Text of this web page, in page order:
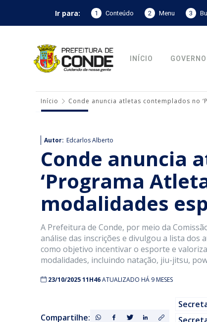
Ir para: 1 Conteúdo 2 Menu 3
INÍCIO GOVERNO
Início Conde anuncia atletas contemplados no
Autor: Edcarlos Alberto
Conde anuncia
‘Programa
modalidades
A Prefeitura de Conde, por meio da
análise das inscrições e divulgou a lista dos
como objetivo incentivar o esporte e
modalidades, incluindo natação, jiu-jitsu,
23/10/2025 11H46ATUALIZADO HÁ 9 MESES
Compartilhe: